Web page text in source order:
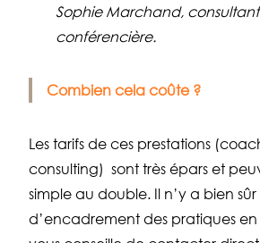
Sophie Marchand,
conférencière.
Combien cela coûte ?
Les tarifs de ces prestations
consulting) sont très épars et
simple au double. Il n’y a bien
d’encadrement des pratiques